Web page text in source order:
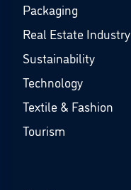
Packaging
Real Estate Industry
Sustainability
Technology
Textile & Fashion
Tourism